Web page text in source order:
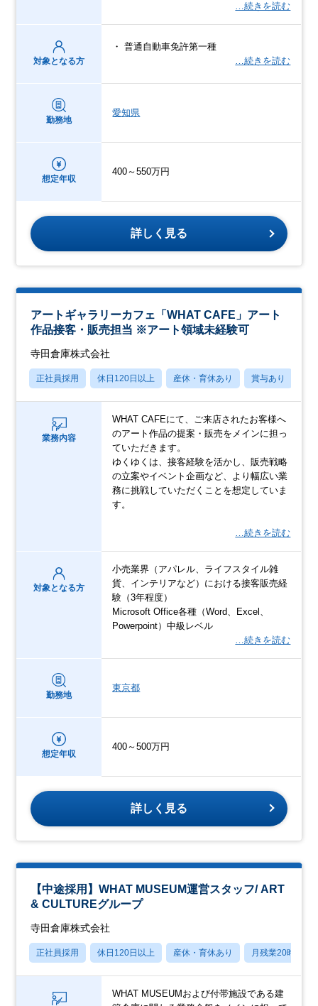
…続きを読む
対象となる方
・ 普通自動車免許第一種
…続きを読む
勤務地
愛知県
想定年収
400～550万円
詳しく見る
アートギャラリーカフェ「WHAT CAFE」アート
作品接客・販売担当 ※アート領域未経験可
寺田倉庫株式会社
正社員採用 休日120日以上 産休・育休あり 賞与あり
業務内容
WHAT CAFEにて、ご来店されたお客様へ
のアート作品の提案・販売をメインに担っ
ていただきます。
ゆくゆくは、接客経験を活かし、販売戦略
の立案やイベント企画など、より幅広い業
務に挑戦していただくことを想定していま
す。
…続きを読む
対象となる方
小売業界（アパレル、ライフスタイル雑
貨、インテリアなど）における接客販売経
験（3年程度）
Microsoft Office各種（Word、Excel、
Powerpoint）中級レベル
…続きを読む
勤務地
東京都
想定年収
400～500万円
詳しく見る
【中途採用】WHAT MUSEUM運営スタッフ/ ART
& CULTUREグループ
寺田倉庫株式会社
正社員採用 休日120日以上 産休・育休あり 月残業20時間以
WHAT MUSEUMおよび付帯施設である建